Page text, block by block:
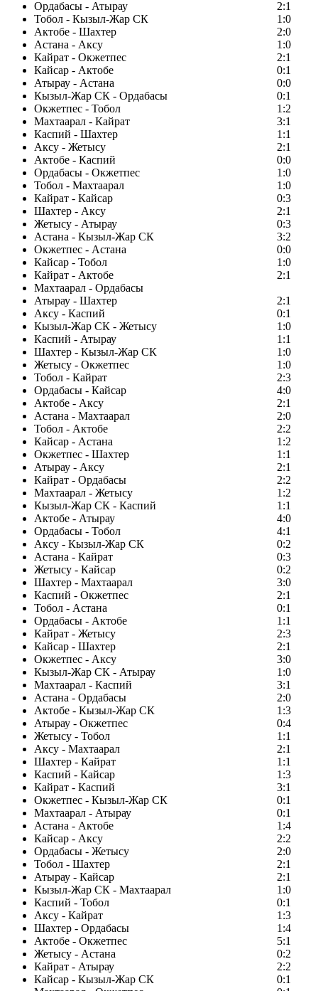
Ордабасы - Атырау
2:1
Тобол - Кызыл-Жар СК
1:0
Актобе - Шахтер
2:0
Астана - Аксу
1:0
Кайрат - Окжетпес
2:1
Кайсар - Актобе
0:1
Атырау - Астана
0:0
Кызыл-Жар СК - Ордабасы
0:1
Окжетпес - Тобол
1:2
Махтаарал - Кайрат
3:1
Каспий - Шахтер
1:1
Аксу - Жетысу
2:1
Актобе - Каспий
0:0
Ордабасы - Окжетпес
1:0
Тобол - Махтаарал
1:0
Кайрат - Кайсар
0:3
Шахтер - Аксу
2:1
Жетысу - Атырау
0:3
Астана - Кызыл-Жар СК
3:2
Окжетпес - Астана
0:0
Кайсар - Тобол
1:0
Кайрат - Актобе
2:1
Махтаарал - Ордабасы
Атырау - Шахтер
2:1
Аксу - Каспий
0:1
Кызыл-Жар СК - Жетысу
1:0
Каспий - Атырау
1:1
Шахтер - Кызыл-Жар СК
1:0
Жетысу - Окжетпес
1:0
Тобол - Кайрат
2:3
Ордабасы - Кайсар
4:0
Актобе - Аксу
2:1
Астана - Махтаарал
2:0
Тобол - Актобе
2:2
Кайсар - Астана
1:2
Окжетпес - Шахтер
1:1
Атырау - Аксу
2:1
Кайрат - Ордабасы
2:2
Махтаарал - Жетысу
1:2
Кызыл-Жар СК - Каспий
1:1
Актобе - Атырау
4:0
Ордабасы - Тобол
4:1
Аксу - Кызыл-Жар СК
0:2
Астана - Кайрат
0:3
Жетысу - Кайсар
0:2
Шахтер - Махтаарал
3:0
Каспий - Окжетпес
2:1
Тобол - Астана
0:1
Ордабасы - Актобе
1:1
Кайрат - Жетысу
2:3
Кайсар - Шахтер
2:1
Окжетпес - Аксу
3:0
Кызыл-Жар СК - Атырау
1:0
Махтаарал - Каспий
3:1
Астана - Ордабасы
2:0
Актобе - Кызыл-Жар СК
1:3
Атырау - Окжетпес
0:4
Жетысу - Тобол
1:1
Аксу - Махтаарал
2:1
Шахтер - Кайрат
1:1
Каспий - Кайсар
1:3
Кайрат - Каспий
3:1
Окжетпес - Кызыл-Жар СК
0:1
Махтаарал - Атырау
0:1
Астана - Актобе
1:4
Кайсар - Аксу
2:2
Ордабасы - Жетысу
2:0
Тобол - Шахтер
2:1
Атырау - Кайсар
2:1
Кызыл-Жар СК - Махтаарал
1:0
Каспий - Тобол
0:1
Аксу - Кайрат
1:3
Шахтер - Ордабасы
1:4
Актобе - Окжетпес
5:1
Жетысу - Астана
0:2
Кайрат - Атырау
2:2
Кайсар - Кызыл-Жар СК
0:1